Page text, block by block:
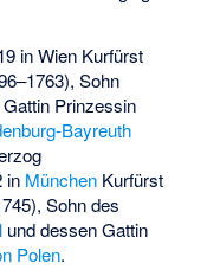
in Wien Kurfürst
Sohn
Prinzessin
Bayreuth
in MünchenKurfürst
Sohn des
und dessen Gattin
Polen.